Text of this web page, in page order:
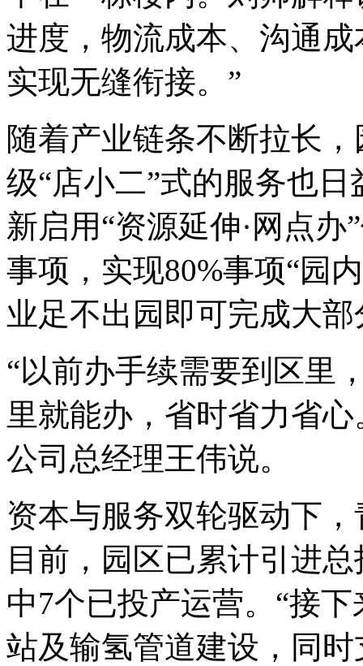
进度，物流成本、沟通
实现无缝衔接。”
随着产业链条不断拉长
级“店小二”式的服务也
新启用“资源延伸·网点
事项，实现80%事项“园
业足不出园即可完成大
“以前办手续需要到区里
里就能办，省时省力省
公司总经理王伟说。
资本与服务双轮驱动下
目前，园区已累计引进
中7个已投产运营。“接
站及输氢管道建设，同